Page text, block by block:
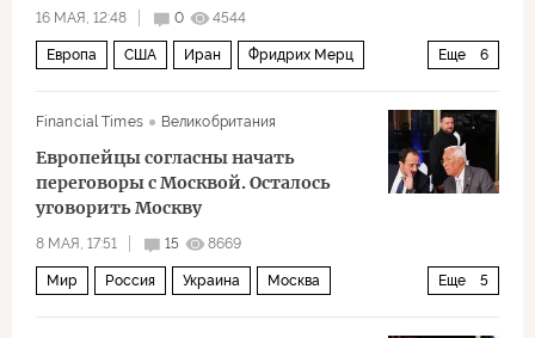
16 МАЯ, 12:48 0 4544
Еще 6
Европа США Иран Фридрих Мерц
Financial Times Великобритания
Европейцы согласны начать
переговоры с Москвой. Осталось
уговорить Москву
8 МАЯ, 17:51 15 8669
Еще 5
Мир Россия Украина Москва